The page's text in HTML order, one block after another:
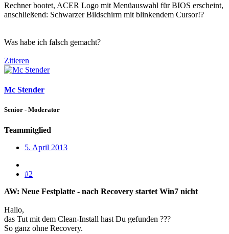
Rechner bootet, ACER Logo mit Menüauswahl für BIOS erscheint,
anschließend: Schwarzer Bildschirm mit blinkendem Cursor!?
Was habe ich falsch gemacht?
Zitieren
Mc Stender
Senior - Moderator
Teammitglied
5. April 2013
#2
AW: Neue Festplatte - nach Recovery startet Win7 nicht
Hallo,
das Tut mit dem Clean-Install hast Du gefunden ???
So ganz ohne Recovery.